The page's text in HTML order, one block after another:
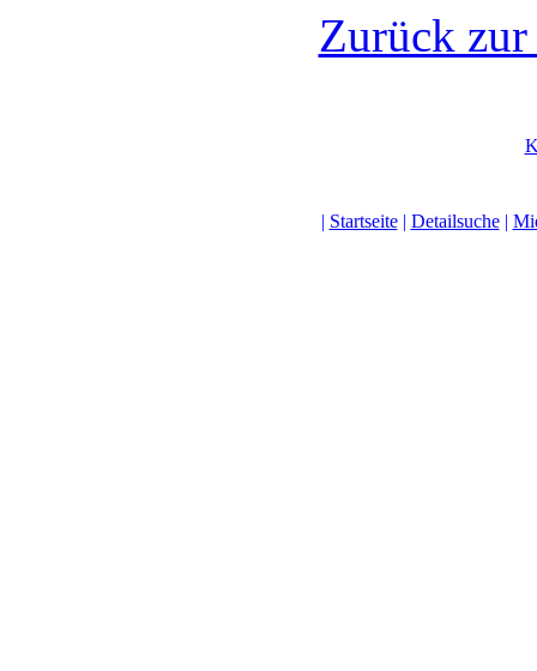
Zurück
| Startseite| Detailsuche|